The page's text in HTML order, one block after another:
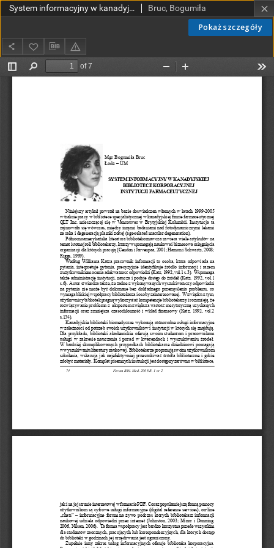
Pokaż szczegóły
System informacyjny w kanadyjskiej bibliotece koroporacyjnej instytucji farmaceutycznej Bruc, Bogumiła